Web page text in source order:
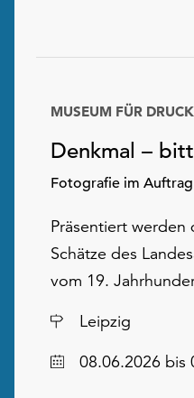
Denkmal –
Fotografie im
MUSEUM FÜR
Präsentiert
Schätze des
vom 19.
Ort
Leipzig
Datum08.06.2026 bis